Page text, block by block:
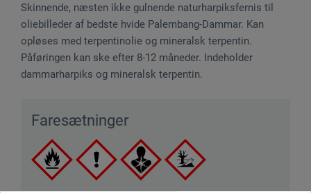
Skinnende, næsten ikke gulnende naturharpiksfernis til
oliebilleder af bedste hvide Palembang-Dammar. Kan
opløses med terpentinolie og mineralsk terpentin.
Påføringen kan ske efter 8-12 måneder. Indeholder
dammarharpiks og mineralsk terpentin.
Faresætninger